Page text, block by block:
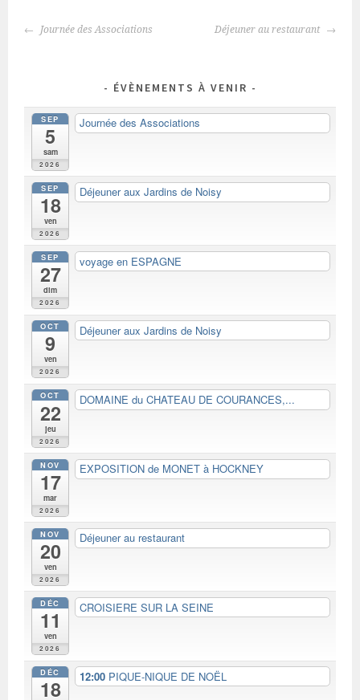
NAVIGATION
Journée des Associations Déjeuner au restaurant
ÉVÈNEMENTS À VENIR
SEP
5
sam
2026
Journée des Associations
SEP
18
ven
2026
Déjeuner aux Jardins de Noisy
SEP
27
dim
2026
voyage en ESPAGNE
OCT
9
ven
2026
Déjeuner aux Jardins de Noisy
OCT
22
jeu
2026
DOMAINE du CHATEAU DE COURANCES,...
NOV
17
mar
2026
EXPOSITION de MONET à HOCKNEY
NOV
20
ven
2026
Déjeuner au restaurant
DÉC
11
ven
2026
CROISIERE SUR LA SEINE
DÉC
18
12:00 PIQUE-NIQUE DE NOËL